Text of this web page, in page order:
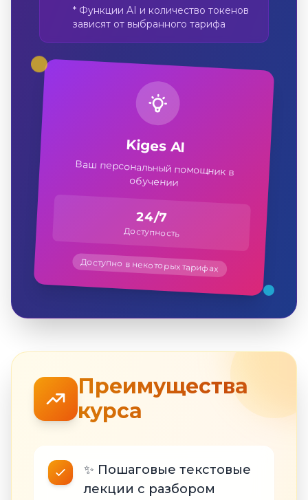
* Функции AI и количество токенов
зависят от выбранного тарифа
Kiges AI
Ваш персональный помощник в
обучении
24/7
Доступность
Доступно в некоторых тарифах
Преимущества
курса
✨ Пошаговые текстовые
лекции с разбором